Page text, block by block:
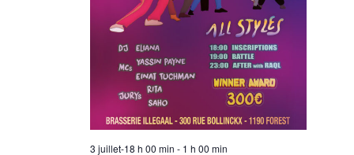
3 juillet-18 h 00 min - 1 h 00 min